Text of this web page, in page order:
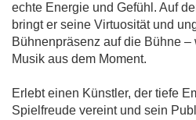
echte Energie und Gefühl. Auf
bringt er seine Virtuosität und
Bühnenpräsenz auf die Bühne –
Musik aus dem Moment.
Erlebt einen Künstler, der tiefe
Spielfreude vereint und sein